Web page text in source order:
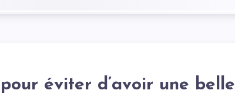
éviter d’avoir une belle